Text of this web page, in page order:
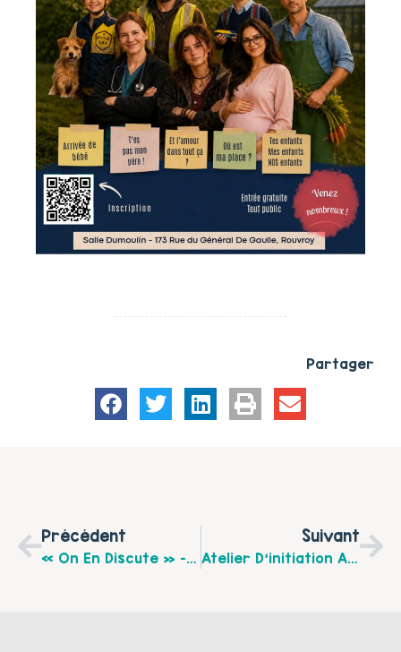
Partager
Précédent
« On En Discute » – Matinées Thématiques Organisées Par La Maison Des Ados
Suivant
Atelier D’initiation Aux Gestes De Premiers Secours Organisé Dans Le Cadre Du Projet Des 1000 Premiers Jours Hénin-Carvin